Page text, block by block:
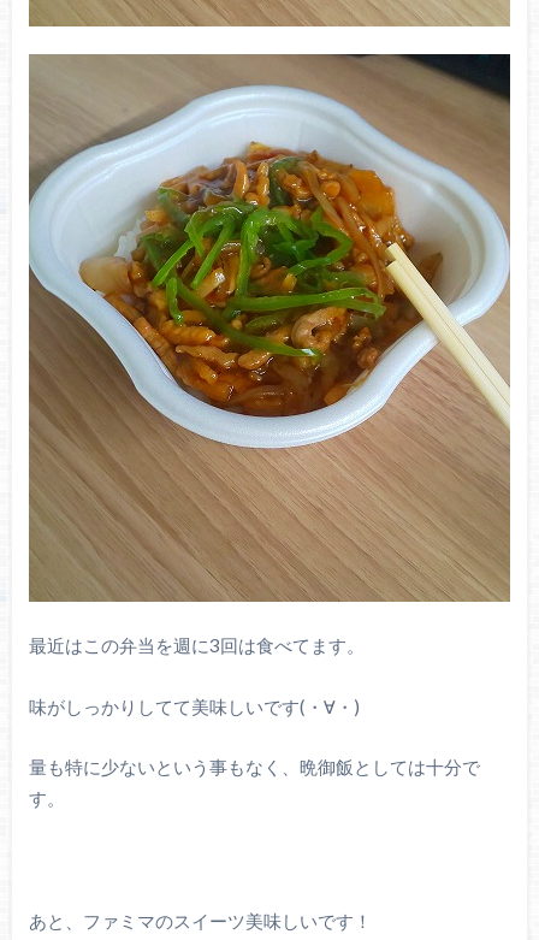
最近はこの弁当を週に3回は食べてます。
味がしっかりしてて美味しいです(・∀・)
量も特に少ないという事もなく、晩御飯としては十分で
す。
あと、ファミマのスイーツ美味しいです！